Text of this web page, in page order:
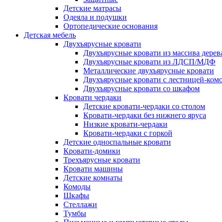
Детские матрасы
Одеяла и подушки
Ортопедические основания
Детская мебель
Двухъярусные кровати
Двухъярусные кровати из массива
Двухъярусные кровати из ЛДСП/МДФ
Металлические двухъярусные кровати
Двухъярусные кровати с лестницей-
Двухъярусные кровати со шкафом
Кровати чердаки
Детские кровати-чердаки со столом
Кровати-чердаки без нижнего яруса
Низкие кровати-чердаки
Кровати-чердаки с горкой
Детские односпальные кровати
Кровати-домики
Трехъярусные кровати
Кровати машины
Детские комнаты
Комоды
Шкафы
Стеллажи
Тумбы